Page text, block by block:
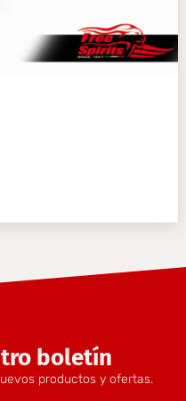
boletín
productos y ofertas.